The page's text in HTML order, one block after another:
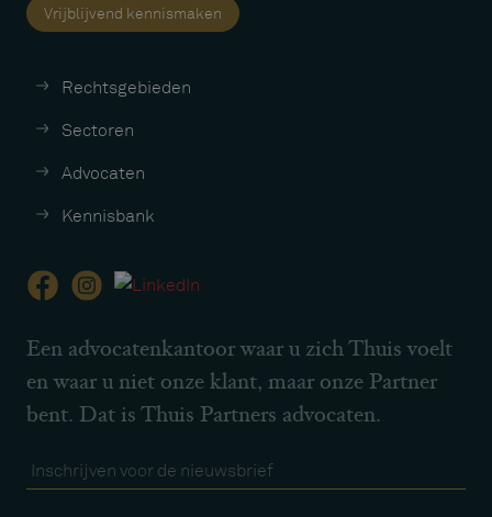
Vrijblijvend kennismaken
Rechtsgebieden
Sectoren
Advocaten
Kennisbank
Een advocatenkantoor waar u zich Thuis voelt
en waar u niet onze klant, maar onze Partner
bent. Dat is Thuis Partners advocaten.